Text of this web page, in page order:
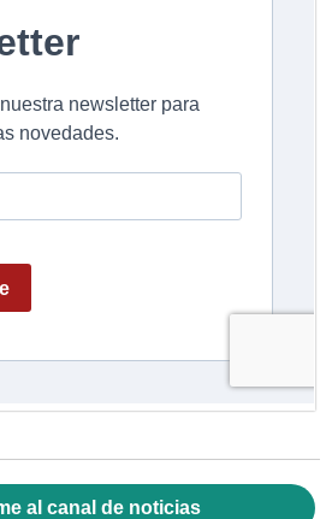
al canal de noticias